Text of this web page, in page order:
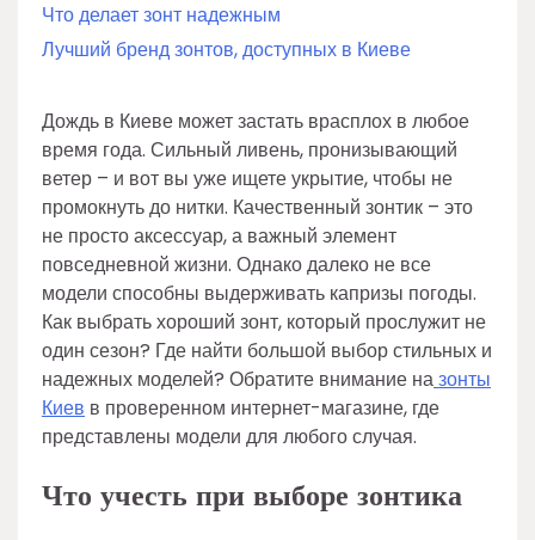
Что делает зонт надежным
Лучший бренд зонтов, доступных в Киеве
Дождь в Киеве может застать врасплох в любое
время года. Сильный ливень, пронизывающий
ветер – и вот вы уже ищете укрытие, чтобы не
промокнуть до нитки. Качественный зонтик – это
не просто аксессуар, а важный элемент
повседневной жизни. Однако далеко не все
модели способны выдерживать капризы погоды.
Как выбрать хороший зонт, который прослужит не
один сезон? Где найти большой выбор стильных и
надежных моделей? Обратите внимание назонты
Киев в проверенном интернет-магазине, где
представлены модели для любого случая.
Что учесть при выборе зонтика